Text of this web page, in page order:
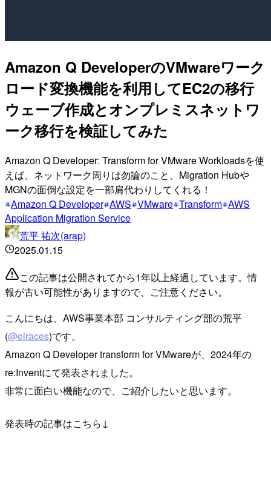
Amazon Q DeveloperのVMwareワーク
ロード変換機能を利用してEC2の移行
ウェーブ作成とオンプレミスネットワ
ーク移行を検証してみた
Amazon Q Developer: Transform for VMware Workloadsを使
えば、ネットワーク周りは勿論のこと、Migration Hubや
MGNの面倒な設定を一部肩代わりしてくれる！
Amazon Q Developer AWS VMware Transform AWS
Application Migration Service
荒平 祐次(arap)
2025.01.15
この記事は公開されてから1年以上経過しています。情
報が古い可能性がありますので、ご注意ください。
こんにちは、AWS事業本部 コンサルティング部の荒平
(@eiraces)です。
Amazon Q Developer transform for VMwareが、2024年の
re:Inventにて発表されました。
非常に面白い機能なので、ご紹介したいと思います。
発表時の記事はこちら↓